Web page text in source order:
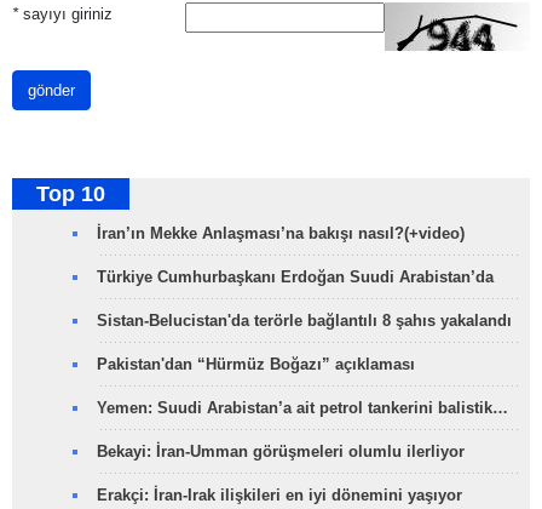
*sayıyı giriniz
gönder
Top 10
İran’ın Mekke Anlaşması’na bakışı nasıl?(+video)
Türkiye Cumhurbaşkanı Erdoğan Suudi Arabistan’da
Sistan-Belucistan'da terörle bağlantılı 8 şahıs yakalandı
Pakistan'dan “Hürmüz Boğazı” açıklaması
Yemen: Suudi Arabistan’a ait petrol tankerini balistik…
Bekayi: İran-Umman görüşmeleri olumlu ilerliyor
Erakçi: İran-Irak ilişkileri en iyi dönemini yaşıyor